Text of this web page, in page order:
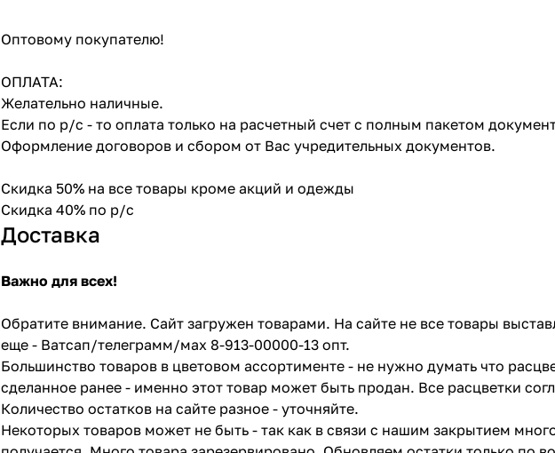
Оптовому покупателю!
ОПЛАТА:
Желательно наличные.
Если по р/с - то оплата только на расчетный счет с полным пакетом
Оформление договоров и сбором от Вас учредительных документов.
Скидка 50% на все товары кроме акций и одежды
Скидка 40% по р/с
Доставка
Важно для всех!
Обратите внимание. Сайт загружен товарами. На сайте не все товары
еще - Ватсап/телеграмм/мах 8-913-00000-13 опт.
Большинство товаров в цветовом ассортименте - не нужно думать что
сделанное ранее - именно этот товар может быть продан. Все расцветки
Количество остатков на сайте разное - уточняйте.
Некоторых товаров может не быть - так как в связи с нашим закрытием